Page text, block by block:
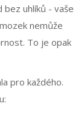
uhlíků - vaše
nemůže
To je opak
pro každého.